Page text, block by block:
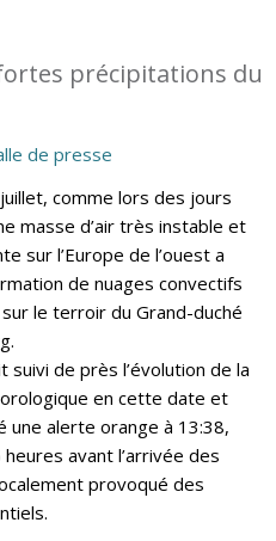
précipitations du
de presse
comme lors des jours
masse d’air très instable et
sur l’Europe de l’ouest a
de nuages convectifs
le terroir du Grand-duché
suivi de près l’évolution de la
en cette date et
une alerte orange à 13:38,
avant l’arrivée des
provoqué des